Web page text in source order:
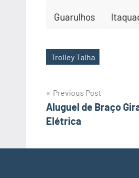
Guarulhos
Tags
Trolley Talha
Post
navigation
Previous Post
Aluguel de Braço
Elétrica